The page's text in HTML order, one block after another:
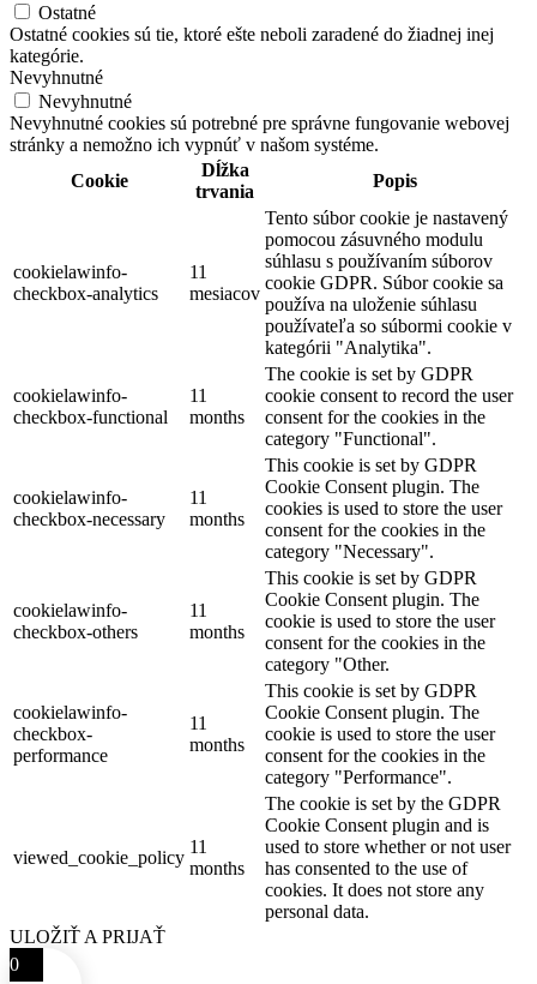
Ostatné
Ostatné cookies sú tie, ktoré ešte neboli zaradené do žiadnej inej
kategórie.
Nevyhnutné
Nevyhnutné
Nevyhnutné cookies sú potrebné pre správne fungovanie webovej
stránky a nemožno ich vypnúť v našom systéme.
Cookie
Dĺžka
trvania
Popis
cookielawinfo-
checkbox-analytics
11
mesiacov
Tento súbor cookie je nastavený
pomocou zásuvného modulu
súhlasu s používaním súborov
cookie GDPR. Súbor cookie sa
používa na uloženie súhlasu
používateľa so súbormi cookie v
kategórii "Analytika".
cookielawinfo-
checkbox-functional
11
months
The cookie is set by GDPR
cookie consent to record the user
consent for the cookies in the
category "Functional".
cookielawinfo-
checkbox-necessary
11
months
This cookie is set by GDPR
Cookie Consent plugin. The
cookies is used to store the user
consent for the cookies in the
category "Necessary".
cookielawinfo-
checkbox-others
11
months
This cookie is set by GDPR
Cookie Consent plugin. The
cookie is used to store the user
consent for the cookies in the
category "Other.
cookielawinfo-
checkbox-
performance
11
months
This cookie is set by GDPR
Cookie Consent plugin. The
cookie is used to store the user
consent for the cookies in the
category "Performance".
viewed_cookie_policy
11
months
The cookie is set by the GDPR
Cookie Consent plugin and is
used to store whether or not user
has consented to the use of
cookies. It does not store any
personal data.
ULOŽIŤ A PRIJAŤ
0